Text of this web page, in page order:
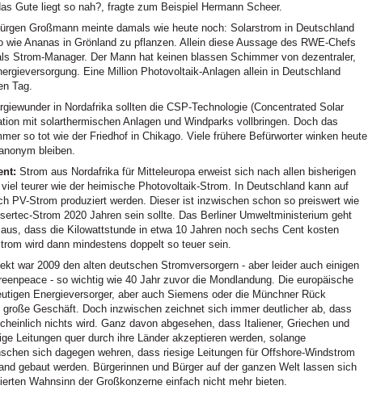
Gute liegt so nah?, fragte zum Beispiel Hermann Scheer.
Großmann meinte damals wie heute noch: Solarstrom in Deutschland
wie Ananas in Grönland zu pflanzen. Allein diese Aussage des RWE-Chefs
Strom-Manager. Der Mann hat keinen blassen Schimmer von dezentraler,
Eine Million Photovoltaik-Anlagen allein in Deutschland
Tag.
in Nordafrika sollten die CSP-Technologie (Concentrated Solar
mit solarthermischen Anlagen und Windparks vollbringen. Doch das
so tot wie der Friedhof in Chikago. Viele frühere Befürworter winken heute
bleiben.
Strom aus Nordafrika für Mitteleuropa erweist sich nach allen bisherigen
teurer wie der heimische Photovoltaik-Strom. In Deutschland kann auf
PV-Strom produziert werden. Dieser ist inzwischen schon so preiswert wie
Strom 2020 Jahren sein sollte. Das Berliner Umweltministerium geht
dass die Kilowattstunde in etwa 10 Jahren noch sechs Cent kosten
wird dann mindestens doppelt so teuer sein.
war 2009 den alten deutschen Stromversorgern - aber leider auch einigen
- so wichtig wie 40 Jahr zuvor die Mondlandung. Die europäische
Energieversorger, aber auch Siemens oder die Münchner Rück
Geschäft. Doch inzwischen zeichnet sich immer deutlicher ab, dass
nichts wird. Ganz davon abgesehen, dass Italiener, Griechen und
Leitungen quer durch ihre Länder akzeptieren werden, solange
sich dagegen wehren, dass riesige Leitungen für Offshore-Windstrom
gebaut werden. Bürgerinnen und Bürger auf der ganzen Welt lassen sich
Wahnsinn der Großkonzerne einfach nicht mehr bieten.